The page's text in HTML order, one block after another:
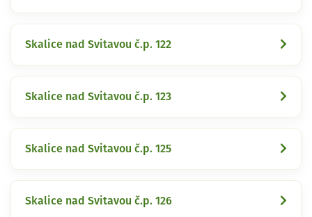
Skalice nad Svitavou č.p. 122
Skalice nad Svitavou č.p. 123
Skalice nad Svitavou č.p. 125
Skalice nad Svitavou č.p. 126